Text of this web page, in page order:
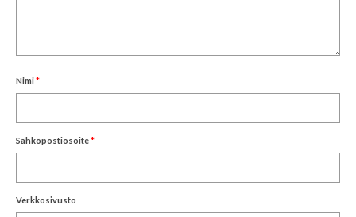
Nimi*
Sähköpostiosoite*
Verkkosivusto